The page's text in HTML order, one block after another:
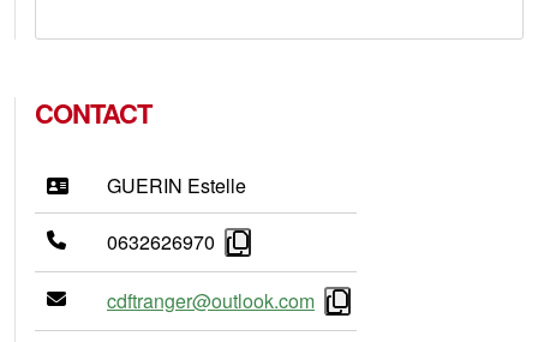
CONTACT
GUERIN Estelle
0632626970
cdftranger@outlook.com